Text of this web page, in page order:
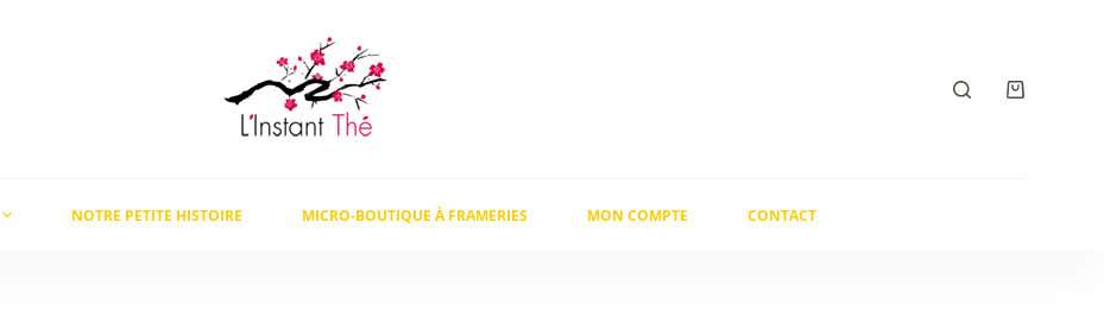
Panier
NOTRE PETITE HISTOIRE MICRO-BOUTIQUE À FRAMERIES MON COMPTE CONTACT